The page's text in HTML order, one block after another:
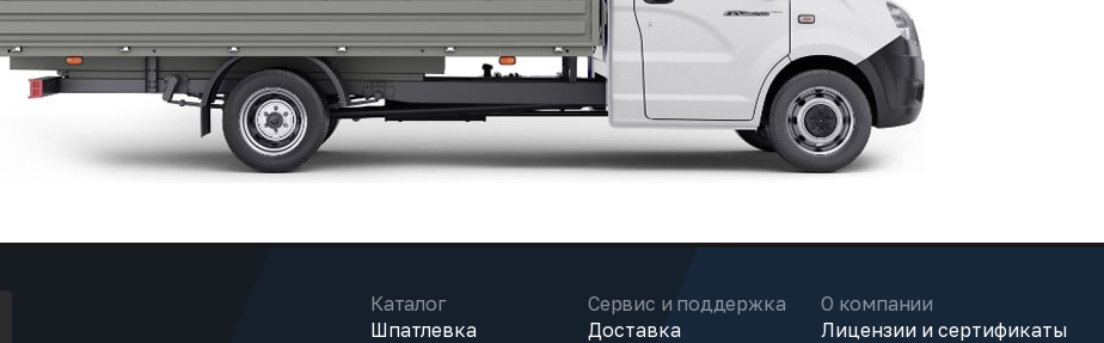
Каталог
Шпатлевка
Сервис и поддержка
Доставка
О компании
Лицензии и сертификаты